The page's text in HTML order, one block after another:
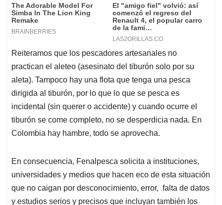
Reiteramos que los pescadores artesanales no
practican el aleteo (asesinato del tiburón solo por su
aleta). Tampoco hay una flota que tenga una pesca
dirigida al tiburón, por lo que lo que se pesca es
incidental (sin querer o accidente) y cuando ocurre el
tiburón se come completo, no se desperdicia nada. En
Colombia hay hambre, todo se aprovecha.
En consecuencia, Fenalpesca solicita a instituciones,
universidades y medios que hacen eco de esta situación
que no caigan por desconocimiento, error, falta de datos
y estudios serios y precisos que incluyan también los